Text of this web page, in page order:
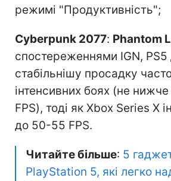
режимі "Продуктивність";
Cyberpunk 2077: Phantom
спостереженнями IGN,
стабільнішу просадку
інтенсивних боях (не нижче
FPS), тоді як Xbox Series X
до 50-55 FPS.
Читайте більше: 5
PlayStation 5, які легко